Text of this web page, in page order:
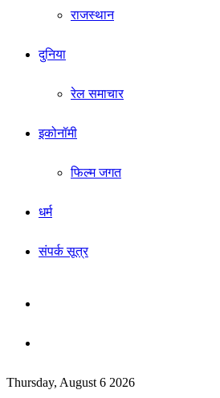
राजस्थान
दुनिया
रेल समाचार
इकोनॉमी
फिल्म जगत
धर्म
संपर्क सूत्र
for
Thursday, August 6 2026